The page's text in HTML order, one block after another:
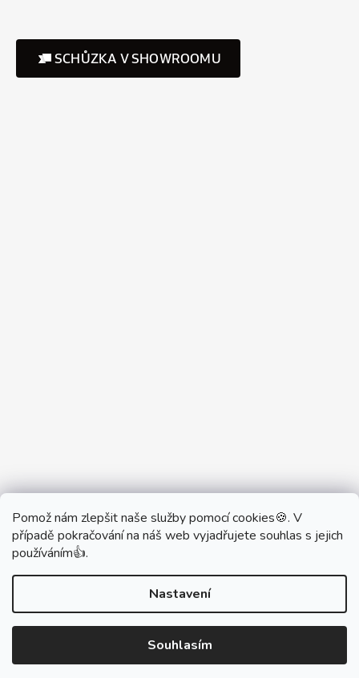
Pomož nám zlepšit naše služby pomocí cookies🍪. V
případě pokračování na náš web vyjadřujete souhlas s jejich
používáním👍.
Nastavení
Souhlasím
SCHŮZKA V SHOWROOMU
Partner Showroom MONOBRAND
Partner Eshop Monobrand.online
Vytvořil Shoptet
DŮM VYPÍNAČŮ
vyhrazena.